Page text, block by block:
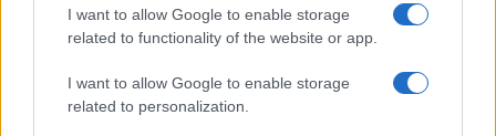
I want to allow Google to enable storage
related to functionality of the website or app.
I want to allow Google to enable storage
related to personalization.